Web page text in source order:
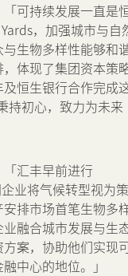
可持续发展一直是
，加强城市与自
生物多样性能够和
体现了集团资本策
恒生银行合作完成
持初心，致力为未来
汇丰早前进行
业将气候转型视为策
排市场首笔生物多
融合城市发展与生
案，协助他们实现
中心的地位。」